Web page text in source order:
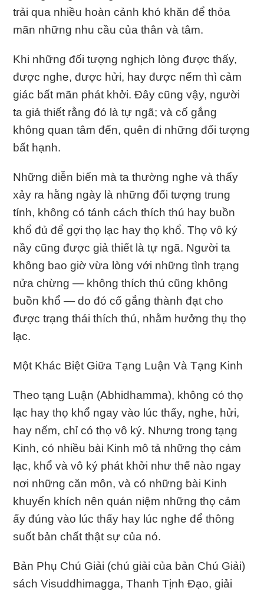
trải qua nhiều hoàn cảnh khó khăn để thỏa
mãn những nhu cầu của thân và tâm.
Khi những đối tượng nghịch lòng được thấy,
được nghe, được hửi, hay được nếm thì cảm
giác bất mãn phát khởi. Ðây cũng vậy, người
ta giả thiết rằng đó là tự ngã; và cố gắng
không quan tâm đến, quên đi những đối tượng
bất hạnh.
Những diễn biến mà ta thường nghe và thấy
xảy ra hằng ngày là những đối tượng trung
tính, không có tánh cách thích thú hay buồn
khổ đủ để gợi thọ lạc hay thọ khổ. Thọ vô ký
nầy cũng được giả thiết là tự ngã. Người ta
không bao giờ vừa lòng với những tình trạng
nửa chừng — không thích thú cũng không
buồn khổ — do đó cố gắng thành đạt cho
được trạng thái thích thú, nhằm hưởng thụ thọ
lạc.
Một Khác Biệt Giữa Tạng Luận Và Tạng Kinh
Theo tạng Luận (Abhidhamma), không có thọ
lạc hay thọ khổ ngay vào lúc thấy, nghe, hửi,
hay nếm, chỉ có thọ vô ký. Nhưng trong tạng
Kinh, có nhiều bài Kinh mô tả những thọ cảm
lạc, khổ và vô ký phát khởi như thế nào ngay
nơi những căn môn, và có những bài Kinh
khuyến khích nên quán niệm những thọ cảm
ấy đúng vào lúc thấy hay lúc nghe để thông
suốt bản chất thật sự của nó.
Bản Phụ Chú Giải (chú giải của bản Chú Giải)
sách Visuddhimagga, Thanh Tịnh Ðạo, giải